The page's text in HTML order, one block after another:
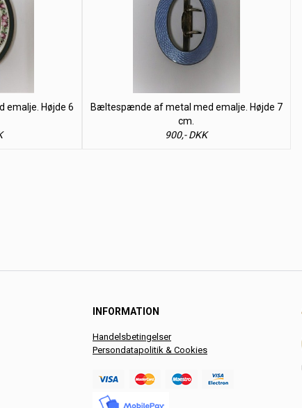
Højde 6
Bæltespænde af metal med emalje. Højde 7
cm.
900,- DKK
INFORMATION
Handelsbetingelser
Persondatapolitik & Cookies